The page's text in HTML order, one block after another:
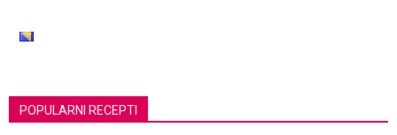
POPULARNI RECEPTI